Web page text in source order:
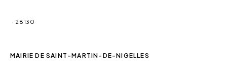
· 28130
MAIRIE DE SAINT-MARTIN-DE-NIGELLES